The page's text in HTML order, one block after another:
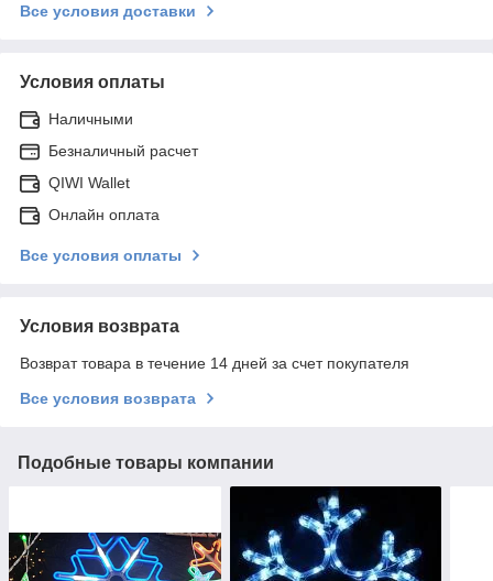
Все условия доставки
Условия оплаты
Наличными
Безналичный расчет
QIWI Wallet
Онлайн оплата
Все условия оплаты
Условия возврата
Возврат товара в течение 14 дней за счет покупателя
Все условия возврата
Подобные товары компании